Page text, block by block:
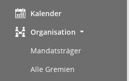
Kalender
Organisation
Mandatsträger
Alle Gremien